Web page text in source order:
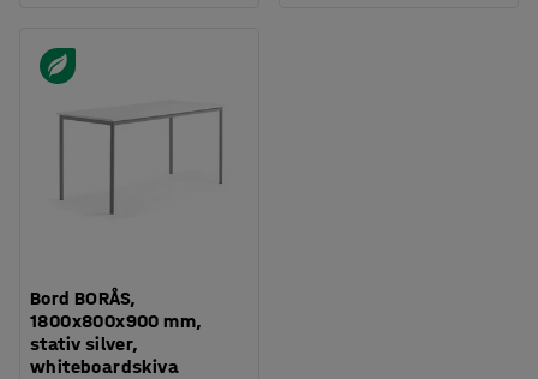
Bord BORÅS,
1800x800x900 mm,
stativ silver,
whiteboardskiva